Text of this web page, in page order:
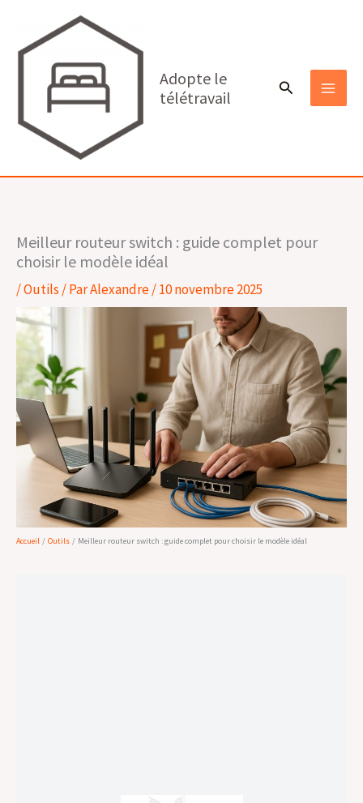
Adopte le
télétravail
Rechercher
Meilleur routeur switch : guide complet pour
choisir le modèle idéal
/Outils / ParAlexandre/10 novembre 2025
Accueil Outils Meilleur routeur switch : guide complet pour choisir le modèle idéal